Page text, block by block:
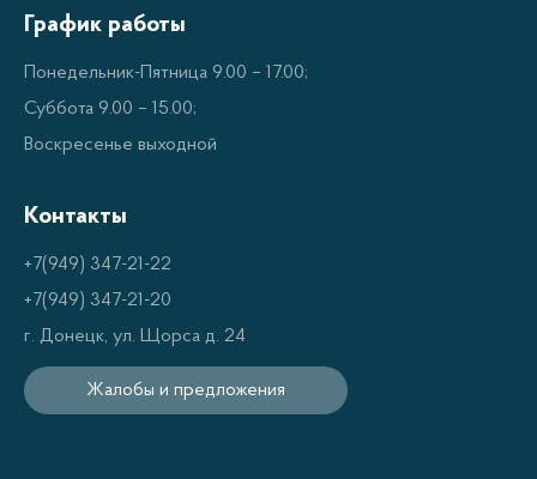
Высокая производительность и мощность.
Низкие шумовые характеристики.
Типы компрессоров Resanta
Вы можете выбрать подходящий компрессор
Resanta для ваших нужд из широкого ассортимента
доступных моделей. Наши компрессоры Resanta
представлены в следующих типах:
Компрессоры с постоянным давлением.
График работы
Понедельник-Пятница 9.00 – 17.00;
Суббота 9.00 – 15.00;
Воскресенье выходной
Контакты
+7(949) 347-21-22
+7(949) 347-21-20
г. Донецк, ул. Щорса д. 24
Жалобы и предложения